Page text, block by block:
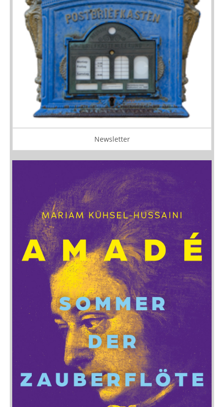
Newsletter